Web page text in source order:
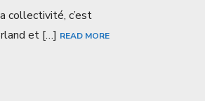
collectivité, c’est
et […] READ MORE